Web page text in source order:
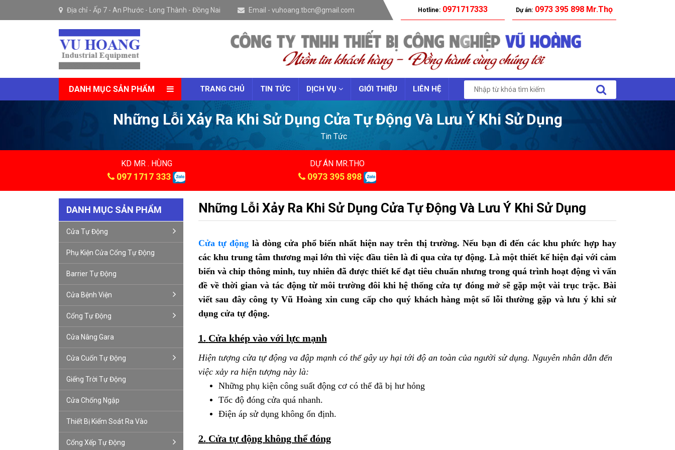
Địa chỉ - Ấp 7 - An Phước - Long Thành - Đồng Nai Email - vuhoang.tbcn@gmail.com Hotline: 0971717333 Dự án: 0973 395 898 Mr.Thọ
DANH MỤC SẢN PHẨM TRANG CHỦ TIN TỨC DỊCH VỤ GIỚI THIỆU LIÊN HỆ
Những Lỗi Xảy Ra Khi Sử Dụng Cửa Tự Động Và Lưu Ý Khi Sử Dụng
Tin Tức
KD MR . HÙNG
097 1717 333
DỰ ÁN MR.THO
0973 395 898
DANH MỤC SẢN PHẨM
Cửa Tự Động
Phụ Kiện Cửa Cổng Tự Động
Barrier Tự Động
Cửa Bệnh Viện
Cổng Tự Động
Cửa Nâng Gara
Cửa Cuốn Tự Động
Giếng Trời Tự Động
Cửa Chống Ngập
Thiết Bị Kiểm Soát Ra Vào
Cổng Xếp Tự Động
Những Lỗi Xảy Ra Khi Sử Dụng Cửa Tự Động Và Lưu Ý Khi Sử Dụng
Cửa tự động là dòng cửa phổ biến nhất hiện nay trên thị trường. Nếu bạn đi đến các khu phức hợp hay
các khu trung tâm thương mại lớn thì việc đầu tiên là đi qua cửa tự động. Là một thiết kế hiện đại với cảm
biến và chip thông minh, tuy nhiên đã được thiết kế đạt tiêu chuẩn nhưng trong quá trình hoạt động vì vấn
đề về thời gian và tác động từ môi trường đôi khi hệ thống cửa tự đóng mở sẽ gặp một vài trục trặc. Bài
viết sau đây công ty Vũ Hoàng xin cung cấp cho quý khách hàng một số lỗi thường gặp và lưu ý khi sử
dụng cửa tự động.
1. Cửa khép vào với lực mạnh
Hiện tượng cửa tự động va đập mạnh có thể gây uy hại tới độ an toàn của người sử dụng. Nguyên nhân dẫn đến
việc xảy ra hiện tượng này là:
Những phụ kiện công suất động cơ có thể đã bị hư hỏng
Tốc độ đóng cửa quá nhanh.
Điện áp sử dụng không ổn định.
2. Cửa tự động không thể đóng